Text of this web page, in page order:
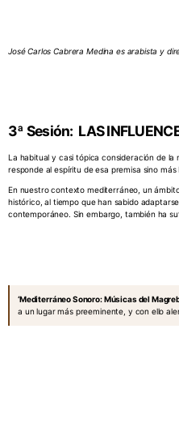
José Carlos Cabrera Medina es arabista y
3ª Sesión: LAS
La habitual y casi tópica consideración de
responde al espíritu de esa premisa sino
En nuestro contexto mediterráneo, un
histórico, al tiempo que han sabido
contemporáneo. Sin embargo, también ha
‘Mediterráneo Sonoro: Músicas del
a un lugar más preeminente, y con ello